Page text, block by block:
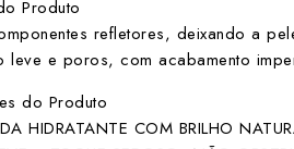
Produto
refletores, deixando a
leve e poros, com acabamento
do Produto
HIDRATANTE COM BRILHO